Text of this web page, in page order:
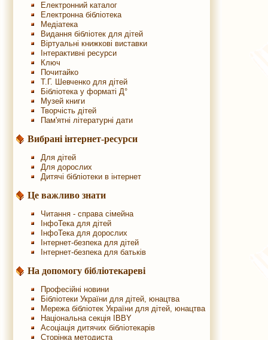
Електронний каталог
Електронна бібліотека
Медіатека
Видання бібліотек для дітей
Віртуальні книжкові виставки
Інтерактивні ресурси
Ключ
Почитайко
Т.Г. Шевченко для дітей
Бібліотека у форматі Д°
Музей книги
Творчість дітей
Пам'ятні літературні дати
Вибрані інтернет-ресурси
Для дітей
Для дорослих
Дитячі бібліотеки в інтернет
Це важливо знати
Читання - справа сімейна
ІнфоТека для дітей
ІнфоТека для дорослих
Інтернет-безпека для дітей
Інтернет-безпека для батьків
На допомогу бібліотекареві
Професійні новини
Бібліотеки України для дітей, юнацтва
Мережа бібліотек України для дітей, юнацтва
Національна секція IBBY
Асоціація дитячих бібліотекарів
Сторінка методиста